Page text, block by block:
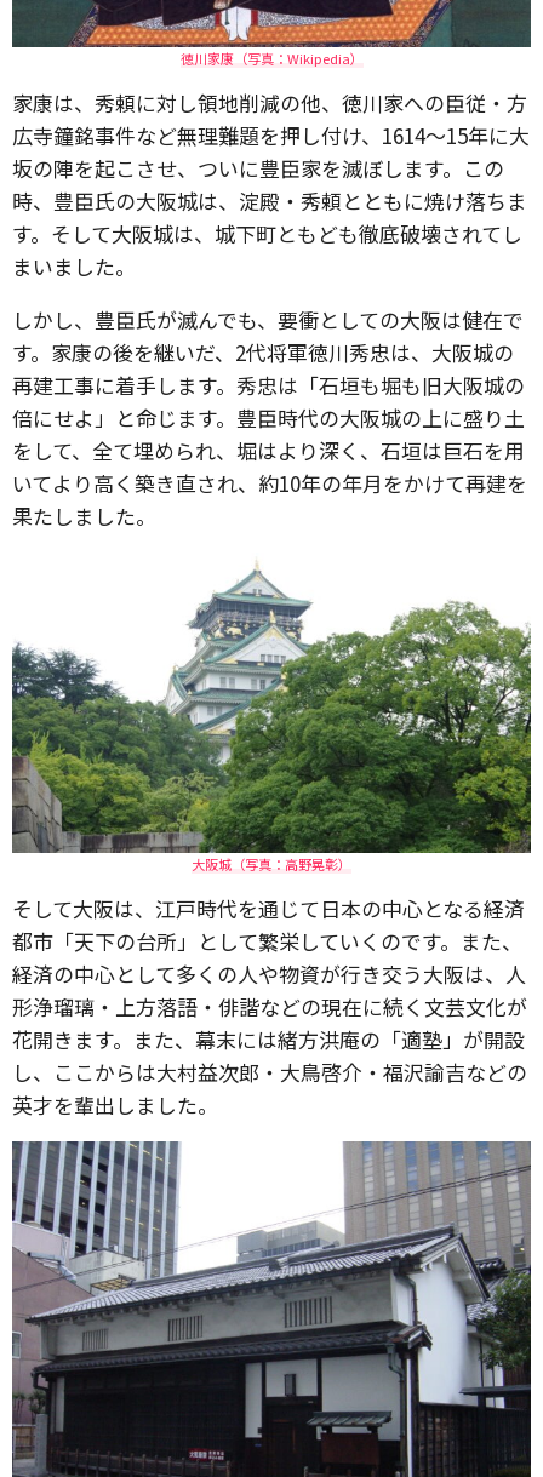
徳川家康（写真：Wikipedia）
家康は、秀頼に対し領地削減の他、徳川家への臣従・方
広寺鐘銘事件など無理難題を押し付け、1614～15年に大
坂の陣を起こさせ、ついに豊臣家を滅ぼします。この
時、豊臣氏の大阪城は、淀殿・秀頼とともに焼け落ちま
す。そして大阪城は、城下町ともども徹底破壊されてし
まいました。
しかし、豊臣氏が滅んでも、要衝としての大阪は健在で
す。家康の後を継いだ、2代将軍徳川秀忠は、大阪城の
再建工事に着手します。秀忠は「石垣も堀も旧大阪城の
倍にせよ」と命じます。豊臣時代の大阪城の上に盛り土
をして、全て埋められ、堀はより深く、石垣は巨石を用
いてより高く築き直され、約10年の年月をかけて再建を
果たしました。
大阪城（写真：高野晃彰）
そして大阪は、江戸時代を通じて日本の中心となる経済
都市「天下の台所」として繁栄していくのです。また、
経済の中心として多くの人や物資が行き交う大阪は、人
形浄瑠璃・上方落語・俳諧などの現在に続く文芸文化が
花開きます。また、幕末には緒方洪庵の「適塾」が開設
し、ここからは大村益次郎・大鳥啓介・福沢諭吉などの
英才を輩出しました。